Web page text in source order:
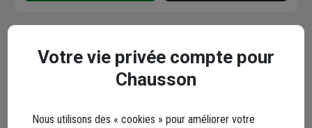
Ruban adhésif double
face transparent 19 mm
AS1160
Code : 666158-1
Votre vie privée compte pour
Chausson
Nous utilisons des « cookies » pour améliorer votre